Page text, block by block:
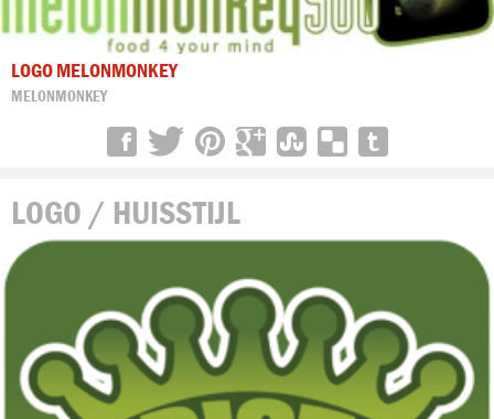
LOGO MELONMONKEY
MELONMONKEY
LOGO / HUISSTIJL